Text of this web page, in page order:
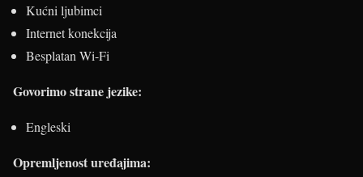
Kućni ljubimci
Internet konekcija
Besplatan Wi-Fi
Govorimo strane jezike:
Engleski
Opremljenost uređajima: